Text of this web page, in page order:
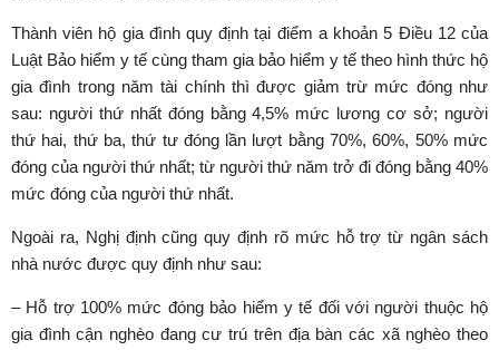
Thành viên hộ gia đình quy định tại điểm a khoản 5 Điều 12 của
Luật Bảo hiểm y tế cùng tham gia bảo hiểm y tế theo hình thức hộ
gia đình trong năm tài chính thì được giảm trừ mức đóng như
sau: người thứ nhất đóng bằng 4,5% mức lương cơ sở; người
thứ hai, thứ ba, thứ tư đóng lần lượt bằng 70%, 60%, 50% mức
đóng của người thứ nhất; từ người thứ năm trở đi đóng bằng 40%
mức đóng của người thứ nhất.
Ngoài ra, Nghị định cũng quy định rõ mức hỗ trợ từ ngân sách
nhà nước được quy định như sau:
– Hỗ trợ 100% mức đóng bảo hiểm y tế đối với người thuộc hộ
gia đình cận nghèo đang cư trú trên địa bàn các xã nghèo theo